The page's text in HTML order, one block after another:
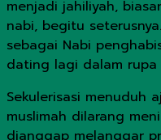
menjadi jahiliyah,
nabi, begitu
sebagai Nabi
dating lagi dalam rupa
Sekulerisasi menuduh
muslimah dilarang
dianggap melanggar